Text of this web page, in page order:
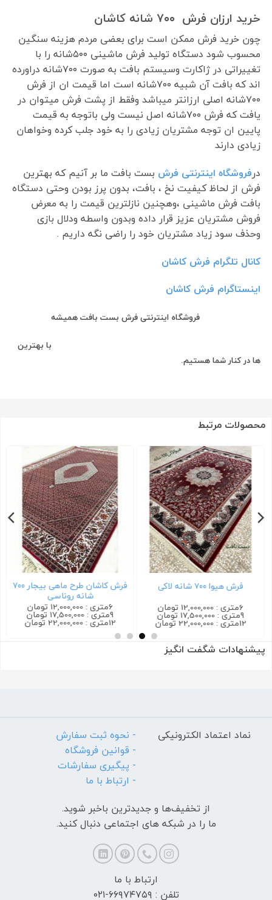
خرید ارزان فرش ۷۰۰ شانه کاشان
چون خرید فرش ممکن است برای بعضی مردم هزینه سنگین
محسوب شود دستگاه تولید فرش ماشینی ۵۰۰شانه را با
تغییراتی در ژاکارت وسیستم بافت به صورت ۷۰۰شانه دراورده
اند که بافت آن شبیه ۷۰۰شانه است اما قیمت ان از فرش
۷۰۰شانه اصلی ارزانتر میباشد وفقط از پشت فرش میتوان در
یافت که فرش ۷۰۰شانه اصل نیست ولی باتوجه به قیمت
پایین ان توجه مشتریان زیادی را به خود جلب کرده وخواهان
زیادی دارند
درفروشگاه اینترنتی فرش بست بافت ما بر آنیم که بهترین
فرش از لحاظ کیفیت نخ ، بافت، بدون پرز بودن وحتی دستگاه
بافت فرش ماشینی ،وهچنین نازلترین قیمت را به معرض
فروش مشتریان عزیز قرار داده وبدون واسطه ودلال بازی
وحذف سود زیاد مشتریان خود را راضی نگه داریم .
کانال تلگرام فرش کاشان
اینستاگرام فرش کاشان
فروشگاه اینترنتی فرش بست بافت همیشه
با بهترین
ها در کنار شما هستیم.
محصولات مرتبط
فرش هیوا ۷۰۰ شانه لاکی
6متری : 12,000,000 تومان
9متری : 17,500,000 تومان
12متری : 22,000,000 تومان
فرش کاشان طرح ماهی بیجار ۷۰۰
شانه روناسی
6متری : 12,000,000 تومان
9متری : 17,500,000 تومان
12متری : 22,000,000 تومان
پیشنهادات شگفت انگیز
نماد اعتماد الکترونیکی
- نحوه ثبت سفارش
- قوانین فروشگاه
- پیگیری سفارشات
- ارتباط با ما
از تخفیف‌ها و جدیدترین‌ باخبر شوید.
ما را در شبکه های اجتماعی دنبال کنید.
ارتباط با ما
تلفن : ۶۶۹۷۴۷۵۹-۰۲۱